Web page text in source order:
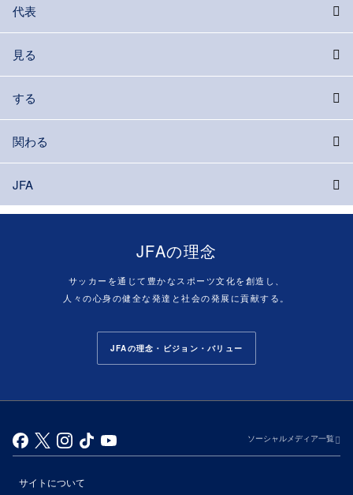
代表
見る
する
関わる
JFA
JFAの理念
サッカーを通じて豊かなスポーツ文化を創造し、
人々の心身の健全な発達と社会の発展に貢献する。
JFAの理念・ビジョン・バリュー
ソーシャルメディア一覧
サイトについて